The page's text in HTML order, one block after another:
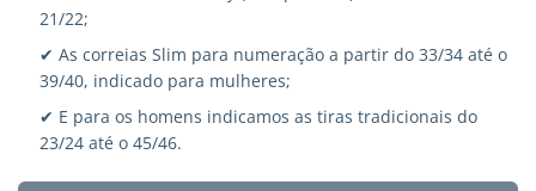
21/22;
✔ As correias Slim para numeração a partir do 33/34 até o
39/40, indicado para mulheres;
✔ E para os homens indicamos as tiras tradicionais do
23/24 até o 45/46.